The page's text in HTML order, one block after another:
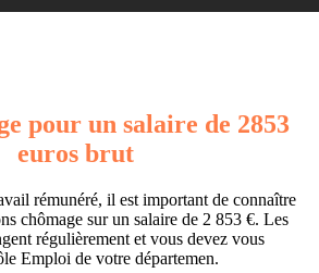
pour un salaire de 2853
euros brut
rémunéré, il est important de connaître
chômage sur un salaire de 2 853 €. Les
régulièrement et vous devez vous
Emploi de votre départemen.